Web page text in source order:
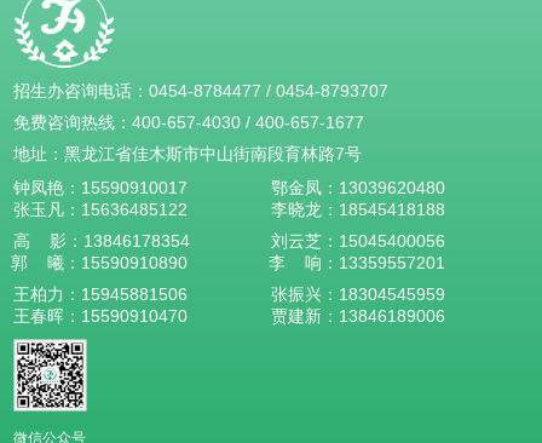
招生办咨询电话：0454-8784477 /0454-8793707
免费咨询热线：400-657-4030 /400-657-1677
地址：黑龙江省佳木斯市中山街南段育林路7号
钟凤艳： 15590910017 鄂金凤： 13039620480
张玉凡： 15636485122 李晓龙： 18545418188
高 影： 13846178354
刘云芝：15045400056
郭 曦： 15590910890 李 响： 13359557201
王柏力： 15945881506 张振兴： 18304545959
王春晖： 15590910470 贾建新： 13846189006
微信公众号